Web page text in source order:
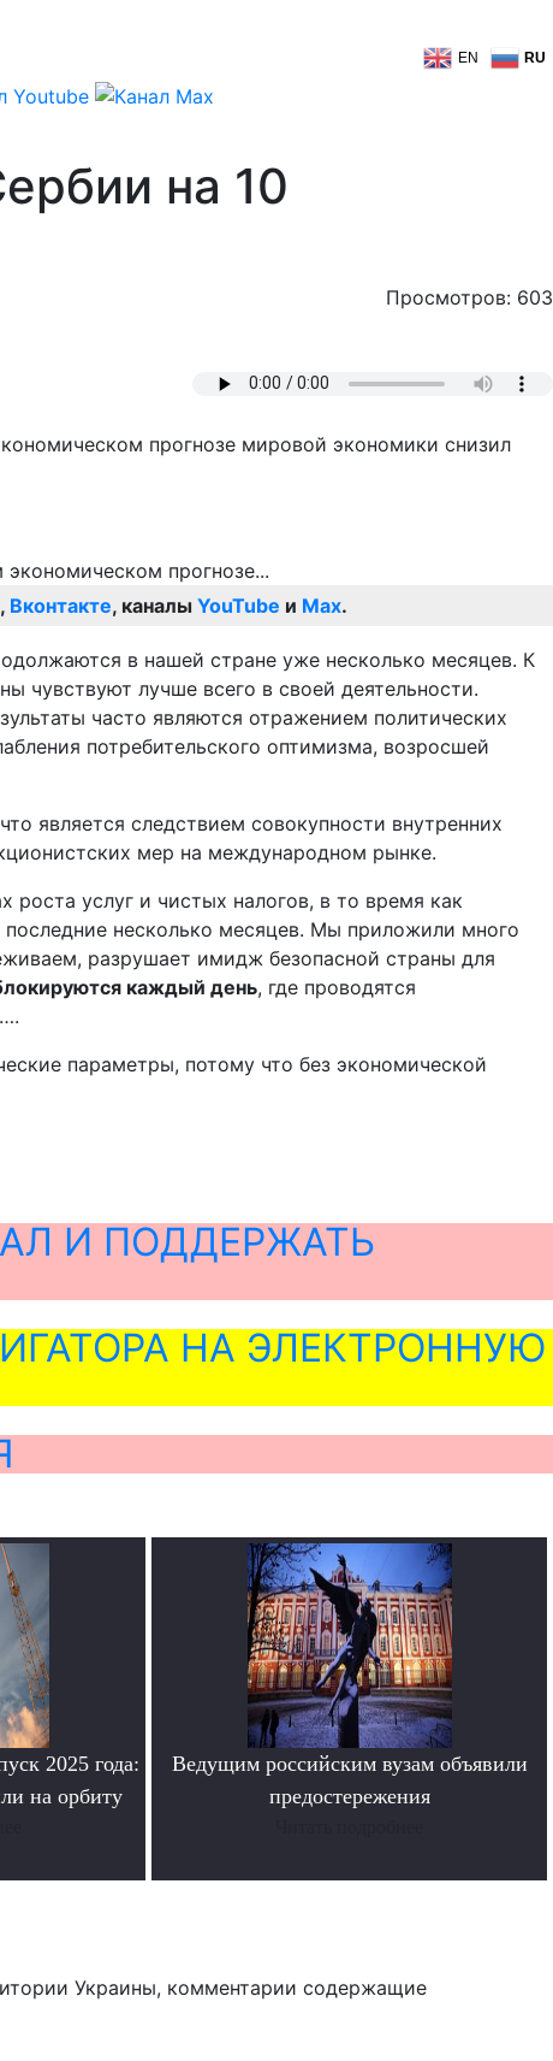
EN RU
на 10
Просмотров: 603
прогнозе мировой экономики снизил
, Вконтакте, каналы YouTube и Max.
в нашей стране уже несколько месяцев. К
чувствуют лучше всего в своей деятельности.
часто являются отражением политических
потребительского оптимизма, возросшей
является следствием совокупности внутренних
мер на международном рынке.
роста услуг и чистых налогов, в то время как
несколько месяцев. Мы приложили много
разрушает имидж безопасной страны для
каждый день, где проводятся
параметры, потому что без экономической
И ПОДДЕРЖАТЬ
НА ЭЛЕКТРОННУЮ
2025 года:
на орбиту
Ведущим российским вузам объявили
предостережения
Украины, комментарии содержащие